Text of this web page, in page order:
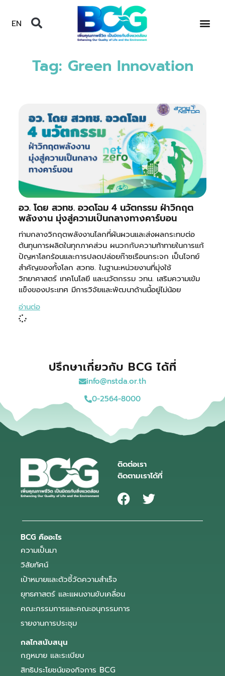
EN
Tag: Green Innovation
อว. โดย สวทช. อวดโฉม 4 นวัตกรรม ฝ่าวิกฤต
พลังงาน มุ่งสู่ความเป็นกลางทางคาร์บอน
ท่ามกลางวิกฤตพลังงานโลกที่ผันผวนและส่งผลกระทบต่อ
ต้นทุนการผลิตในทุกภาคส่วน ผนวกกับความท้าทายในการแก้
ปัญหาโลกร้อนและการปลดปล่อยก๊าซเรือนกระจก เป็นโจทย์
สำคัญของทั้งโลก สวทช. ในฐานะหน่วยงานที่มุ่งใช้
วิทยาศาสตร์ เทคโนโลยี และนวัตกรรม วทน. เสริมความเข้ม
แข็งของประเทศ มีการวิจัยและพัฒนาด้านนี้อยู่ไม่น้อย
อ่านต่อ
ปรึกษาเกี่ยวกับ BCG ได้ที่
info@nstda.or.th
0-2564-8000
ติดต่อเรา
ติดตามเราได้ที่
BCG คืออะไร
ความเป็นมา
วิสัยทัศน์
เป้าหมายและตัวชี้วัดความสำเร็จ
ยุทธศาสตร์ และแผนงานขับเคลื่อน
คณะกรรมการและคณะอนุกรรมการ
รายงานการประชุม
กลไกสนับสนุน
กฎหมาย และระเบียบ
สิทธิประโยชน์ของกิจการ BCG